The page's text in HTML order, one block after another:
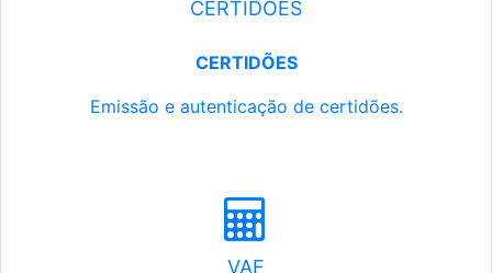
CERTIDÕES
CERTIDÕES
Emissão e autenticação de certidões.
VAF